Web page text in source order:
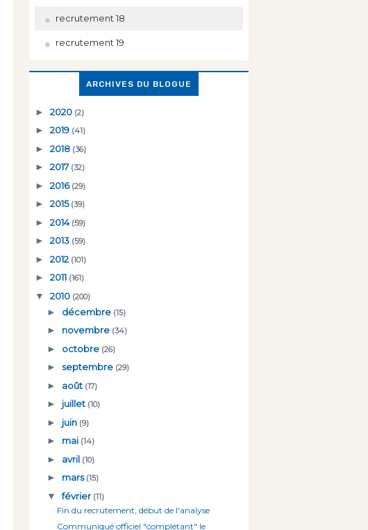
recrutement 18
recrutement 19
ARCHIVES DU BLOGUE
► 2020 (2)
► 2019 (41)
► 2018 (36)
► 2017 (32)
► 2016 (29)
► 2015 (39)
► 2014 (59)
► 2013 (59)
► 2012 (101)
► 2011 (161)
▼ 2010 (200)
► décembre (15)
► novembre (34)
► octobre (26)
► septembre (29)
► août (17)
► juillet (10)
► juin (9)
► mai (14)
► avril (10)
► mars (15)
▼février (11)
Fin du recrutement, début de l'analyse
Communiqué officiel "complétant" le